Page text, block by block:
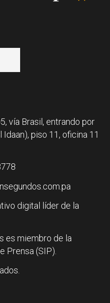
vía Brasil, entrando por
piso 11, oficina 11
digital líder de la
es miembro de la
Prensa (SIP).